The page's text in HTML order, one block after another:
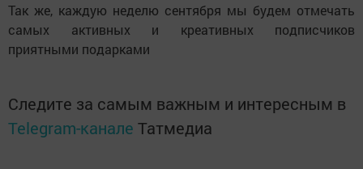
Так же, каждую неделю сентября мы будем отмечать
самых активных и креативных подписчиков
приятными подарками
Следите за самым важным и интересным в
Telegram-канале Татмедиа